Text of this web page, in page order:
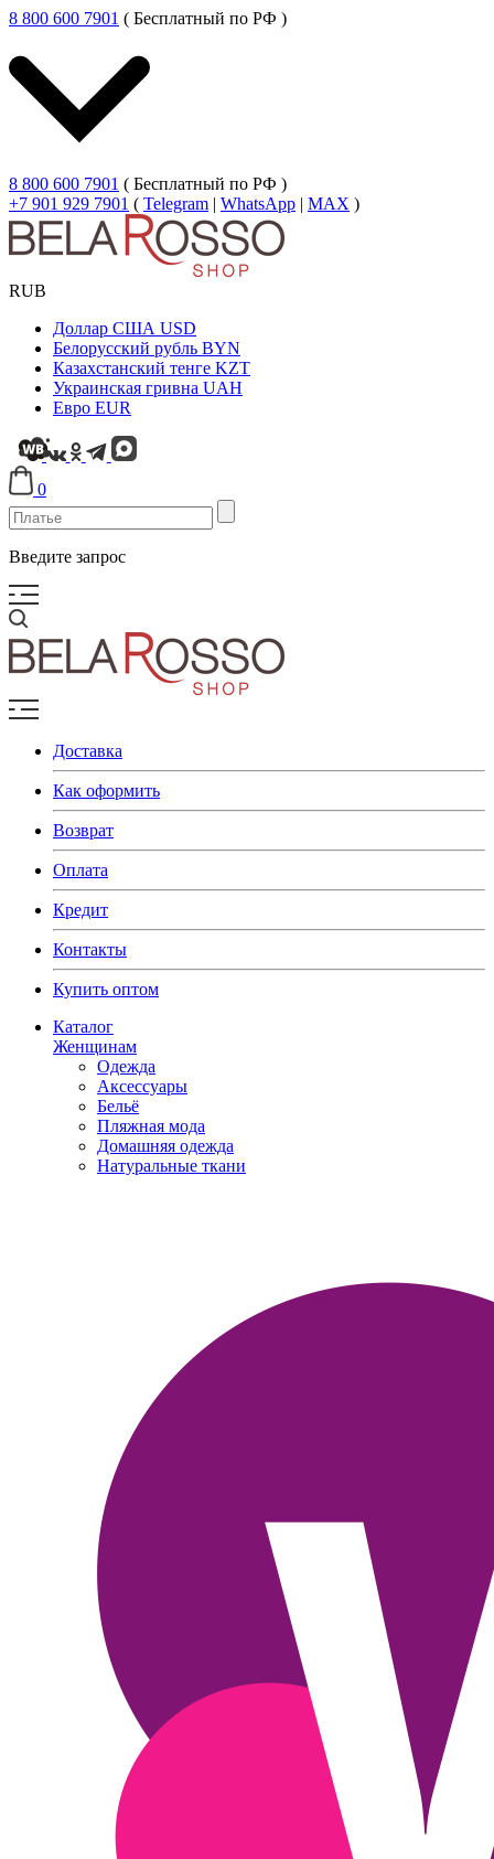
8 800 600 7901 ( Бесплатный по РФ )
8 800 600 7901 ( Бесплатный по РФ )
+7 901 929 7901 ( Telegram | WhatsApp | MAX )
RUB
Доллар США USD
Белорусский рубль BYN
Казахстанский тенге KZT
Украинская гривна UAH
Евро EUR
0
Введите запрос
Доставка
Как оформить
Возврат
Оплата
Кредит
Контакты
Купить оптом
Каталог
Женщинам
Одежда
Аксессуары
Бельё
Пляжная мода
Домашняя одежда
Натуральные ткани